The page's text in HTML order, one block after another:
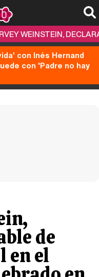
WEINSTEIN,
con Inés Hernand
con 'Padre no hay
de
en el